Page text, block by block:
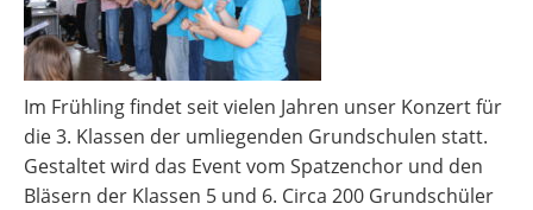
Im Frühling findet seit vielen Jahren unser Konzert für
die 3. Klassen der umliegenden Grundschulen statt.
Gestaltet wird das Event vom Spatzenchor und den
Bläsern der Klassen 5 und 6. Circa 200 Grundschüler